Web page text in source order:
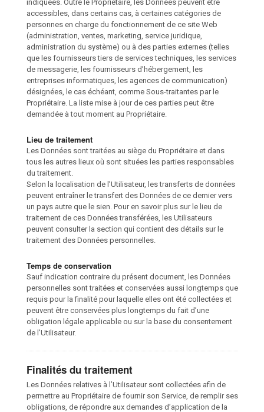
indiquées. Outre le Propriétaire, les Données peuvent être
accessibles, dans certains cas, à certaines catégories de
personnes en charge du fonctionnement de ce site Web
(administration, ventes, marketing, service juridique,
administration du système) ou à des parties externes (telles
que les fournisseurs tiers de services techniques, les services
de messagerie, les fournisseurs d’hébergement, les
entreprises informatiques, les agences de communication)
désignées, le cas échéant, comme Sous-traitantes par le
Propriétaire. La liste mise à jour de ces parties peut être
demandée à tout moment au Propriétaire.
Lieu de traitement
Les Données sont traitées au siège du Propriétaire et dans
tous les autres lieux où sont situées les parties responsables
du traitement.
Selon la localisation de l’Utilisateur, les transferts de données
peuvent entraîner le transfert des Données de ce dernier vers
un pays autre que le sien. Pour en savoir plus sur le lieu de
traitement de ces Données transférées, les Utilisateurs
peuvent consulter la section qui contient des détails sur le
traitement des Données personnelles.
Temps de conservation
Sauf indication contraire du présent document, les Données
personnelles sont traitées et conservées aussi longtemps que
requis pour la finalité pour laquelle elles ont été collectées et
peuvent être conservées plus longtemps du fait d’une
obligation légale applicable ou sur la base du consentement
de l’Utilisateur.
Finalités du traitement
Les Données relatives à l’Utilisateur sont collectées afin de
permettre au Propriétaire de fournir son Service, de remplir ses
obligations, de répondre aux demandes d’application de la